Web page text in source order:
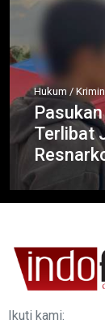
Hukum / Kriminal
Pasukan
Terlibat
Ikuti kami: